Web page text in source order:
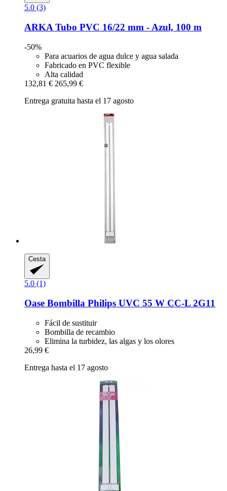
5.0 (3)
ARKA Tubo PVC 16/22 mm -​ Azul, 100 m
-50%
Para acuarios de agua dulce y agua salada
Fabricado en PVC flexible
Alta calidad
132,81 € 265,99 €
Entrega gratuita hasta el 17 agosto
Cesta
5.0 (1)
Oase Bombilla Philips UVC 55 W CC-​L 2G11
Fácil de sustituir
Bombilla de recambio
Elimina la turbidez, las algas y los olores
26,99 €
Entrega hasta el 17 agosto